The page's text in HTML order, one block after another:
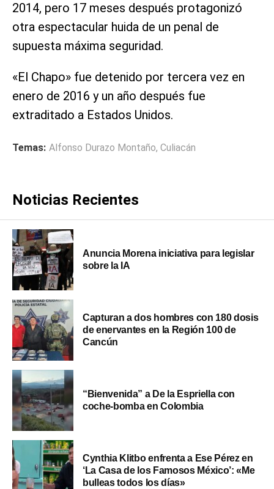
2014, pero 17 meses después protagonizó
otra espectacular huida de un penal de
supuesta máxima seguridad.
«El Chapo» fue detenido por tercera vez en
enero de 2016 y un año después fue
extraditado a Estados Unidos.
Temas: Alfonso Durazo Montaño, Culiacán
Noticias Recientes
Anuncia Morena iniciativa para legislar
sobre la IA
Capturan a dos hombres con 180 dosis
de enervantes en la Región 100 de
Cancún
“Bienvenida” a De la Espriella con
coche-bomba en Colombia
Cynthia Klitbo enfrenta a Ese Pérez en
‘La Casa de los Famosos México’: «Me
bulleas todos los días»